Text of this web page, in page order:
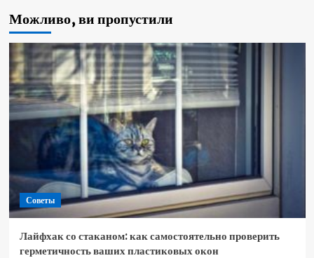
Можливо, ви пропустили
Советы
Лайфхак со стаканом: как самостоятельно проверить
герметичность ваших пластиковых окон